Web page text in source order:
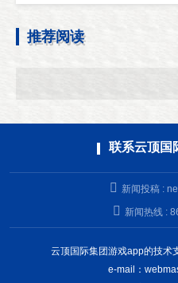
推荐阅读
联系云顶国
新闻投稿 :
新闻热线 :
云顶国际集团游戏app的技术
e-mail：